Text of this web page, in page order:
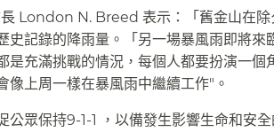
London N. Breed 表示：「舊金山在
史記錄的降雨量。「另一場暴風雨即將
是充滿挑戰的情況，每個人都要扮演一
像上周一樣在暴風雨中繼續工作"。​​
公眾保持9-1-1 ，以備發生影響生命和安